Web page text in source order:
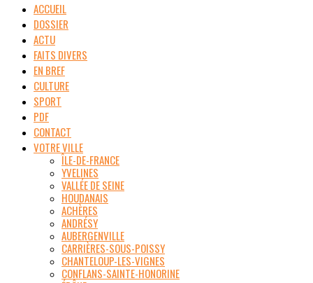
ACCUEIL
DOSSIER
ACTU
FAITS DIVERS
EN BREF
CULTURE
SPORT
PDF
CONTACT
VOTRE VILLE
ÎLE-DE-FRANCE
YVELINES
VALLÉE DE SEINE
HOUDANAIS
ACHÈRES
ANDRÉSY
AUBERGENVILLE
CARRIÈRES-SOUS-POISSY
CHANTELOUP-LES-VIGNES
CONFLANS-SAINTE-HONORINE